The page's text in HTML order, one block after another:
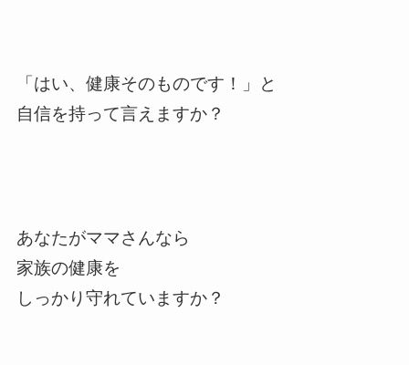
「はい、健康そのものです！」と
自信を持って言えますか？
あなたがママさんなら
家族の健康を
しっかり守れていますか？